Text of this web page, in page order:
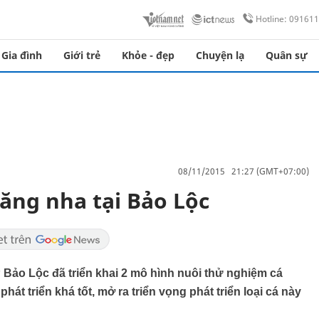
Hotline:
Gia đình Giới trẻ Khỏe - đẹp Chuyện lạ Quân sự
08/11/2015 21:27 (GMT+07:00)
nha tại Bảo Lộc
Lộc đã triển khai 2 mô hình nuôi thử nghiệm cá
triển khá tốt, mở ra triển vọng phát triển loại cá này